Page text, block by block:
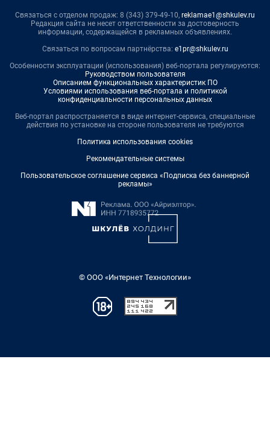
Связаться с отделом продаж: 8 (343) 379-49-10, reklamae1@shkulev.ru
Редакция сайта не несет ответственности за достоверность
информации, содержащейся в рекламных объявлениях.
Связаться по вопросам партнёрства: e1pr@shkulev.ru
Особенности эксплуатации (использования) веб-портала регулируются:
Руководством пользователя
Описанием функциональных характеристик ПО
Условиями использования веб-портала и политикой
конфиденциальности персональных данных
Веб-портал распространяется в виде интернет-сервиса, специальные
действия по установке на стороне пользователя не требуются
Политика использования cookies
Рекомендательные системы
Пользовательское соглашение сервиса «Подписка без баннерной
рекламы»
© ООО «Интернет Технологии»